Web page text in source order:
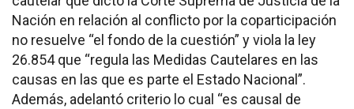
Nación en relación al conflicto por la coparticipación
no resuelve “el fondo de la cuestión” y viola la ley
26.854 que “regula las Medidas Cautelares en las
causas en las que es parte el Estado Nacional”.
Además, adelantó criterio lo cual “es causal de